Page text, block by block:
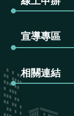
宣導專區
相關連結